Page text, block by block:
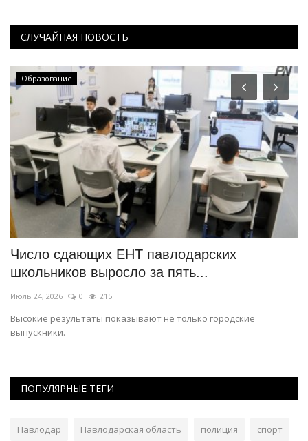
СЛУЧАЙНАЯ НОВОСТЬ
Образование
Число сдающих ЕНТ павлодарских
школьников выросло за пять...
Июль 24, 2026 0 215
Высокие результаты показывают не только городские
выпускники.
ПОПУЛЯРНЫЕ ТЕГИ
Павлодар Павлодарская область полиция спорт